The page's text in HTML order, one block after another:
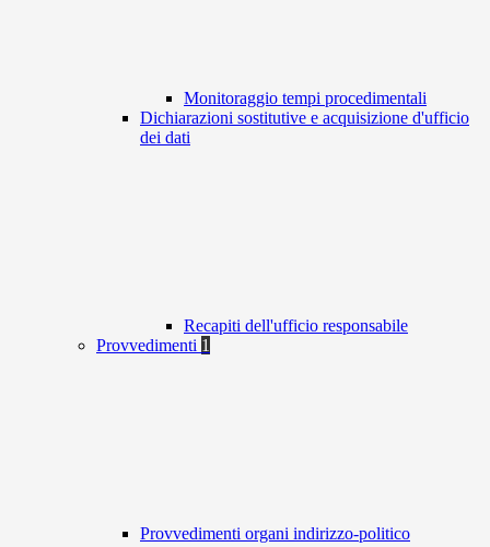
Monitoraggio tempi procedimentali
Dichiarazioni sostitutive e acquisizione d'ufficio
dei dati
Recapiti dell'ufficio responsabile
Provvedimenti 1
Provvedimenti organi indirizzo-politico